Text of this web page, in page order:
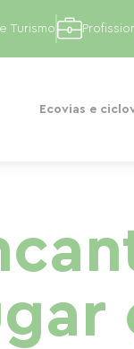
Ecovias e
Turismo